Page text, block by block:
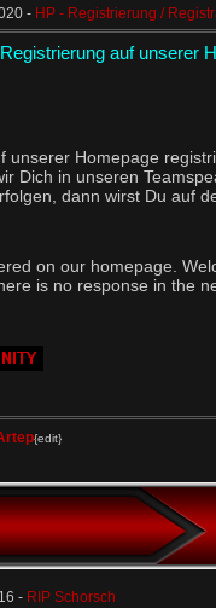
- HP - Registrierung /
Registrierung auf unserer
unserer Homepage
Dich in unseren
dann wirst Du auf
on our homepage.
is no response in the
{edit}
- RIP Schorsch